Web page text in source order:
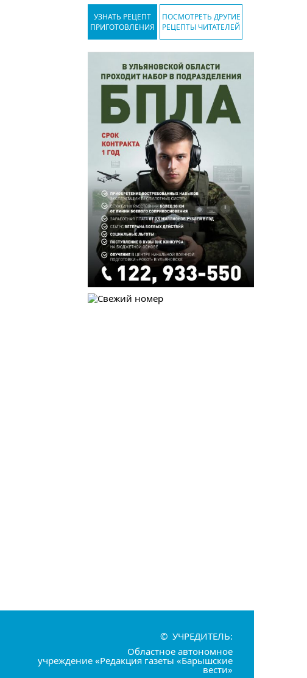
УЗНАТЬ РЕЦЕПТ
ПРИГОТОВЛЕНИЯ
ПОСМОТРЕТЬ ДРУГИЕ
РЕЦЕПТЫ ЧИТАТЕЛЕЙ
© УЧРЕДИТЕЛЬ:
Областное автономное
учреждение «Редакция газеты «Барышские
вести»